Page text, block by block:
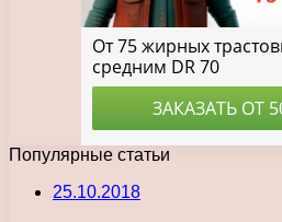
Популярные статьи
25.10.2018